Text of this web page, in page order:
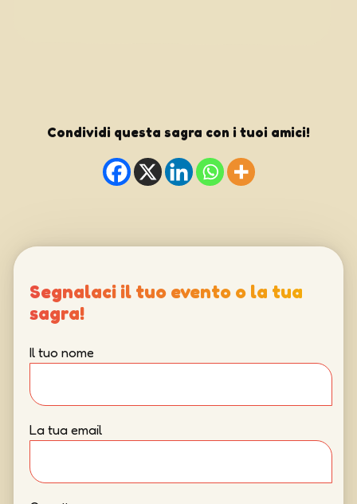
Condividi questa sagra con i tuoi amici!
Segnalaci il tuo evento o la tua
sagra!
Il tuo nome
La tua email